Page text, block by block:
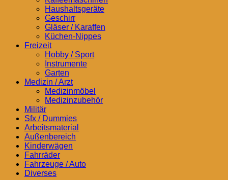
Haushaltsgeräte
Geschirr
Gläser / Karaffen
Küchen-Nippes
Freizeit
Hobby / Sport
Instrumente
Garten
Medizin / Arzt
Medizinmöbel
Medizinzubehör
Militär
Sfx / Dummies
Arbeitsmaterial
Außenbereich
Kinderwägen
Fahrräder
Fahrzeuge / Auto
Diverses